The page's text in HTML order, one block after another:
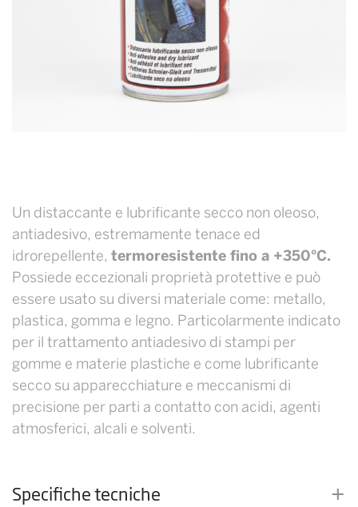
Un distaccante e lubrificante secco non oleoso,
antiadesivo, estremamente tenace ed
idrorepellente, termoresistente fino a +350°C.
Possiede eccezionali proprietà protettive e può
essere usato su diversi materiale come: metallo,
plastica, gomma e legno. Particolarmente indicato
per il trattamento antiadesivo di stampi per
gomme e materie plastiche e come lubrificante
secco su apparecchiature e meccanismi di
precisione per parti a contatto con acidi, agenti
atmosferici, alcali e solventi.
Specifiche tecniche